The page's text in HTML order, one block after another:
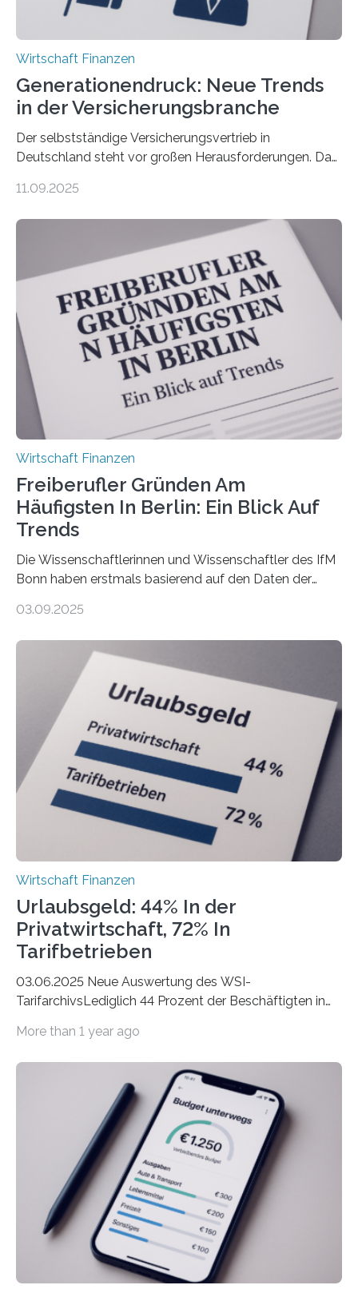
Wirtschaft Finanzen
Generationendruck: Neue Trends
in der Versicherungsbranche
Der selbstständige Versicherungsvertrieb in
Deutschland steht vor großen Herausforderungen. Das
Dr. Matthias Beenken und Prof. Dr. Lukas Linnenbrink
Bundesverbands Deutscher Versicherungskaufleute e.V.
durchgeführt haben. Die Studie basiert auf den
Antworten von 1.440 selbstständigen
Versicherungsvertreter*innen und -makler*innen. Ein
Ergebnis: Deutlich mehr als die Hälfte der Befragten ist
über 50 Jahre alt und wird in den nächsten Jahren eine
Nachfolgeregelung benötigen. Aber nur ein Drittel hat
bereits Regelungen…
11.09.2025
Wirtschaft Finanzen
Freiberufler Gründen Am
Häufigsten In Berlin: Ein Blick Auf
Trends
Die Wissenschaftlerinnen und Wissenschaftler des IfM
Bonn haben erstmals basierend auf den Daten der
Landkreise mit den meisten Gründungen von
ist demnach Berlin. Betrachtet man nur die Gründungen
der Freiberuflerinnen, so liegt Leipzig an der Spitze. In
Berlin starteten in 2024 die meisten Personen in eine
eigene freiberufliche Existenz, dahinter folgten die
Städte Hamburg, München und Köln. Betrachtet man
hingegen die Existenzgründungsintensität – die Anzahl
der freiberuflichen Gründungen je…
03.09.2025
Wirtschaft Finanzen
Urlaubsgeld: 44% In der
Privatwirtschaft, 72% In
Tarifbetrieben
03.06.2025 Neue Auswertung des WSI-
TarifarchivsLediglich 44 Prozent der Beschäftigten in
tarifgebundenen Betrieben ist der Anteil mit 72 Prozent
Unterkünfte fast überall deutlich teurer geworden. Für
viele Beschäftigte ist deshalb das zumeist im Juni oder
Juli ausgezahlte Urlaubsgeld ein wichtiger Faktor, um
sich den wohlverdienten Jahresurlaub leisten zu
können. Allerdings erhält mit 44 Prozent noch nicht
einmal die Hälfte aller Beschäftigten in der
Privatwirtschaft Urlaubsgeld. Zu diesem…
More than 1 year ago